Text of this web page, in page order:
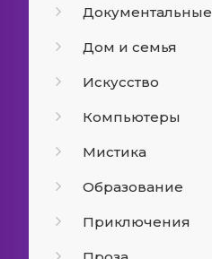
Документальные
Дом и семья
Искусство
Компьютеры
Мистика
Образование
Приключения